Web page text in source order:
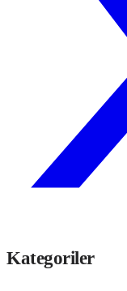
Kategoriler